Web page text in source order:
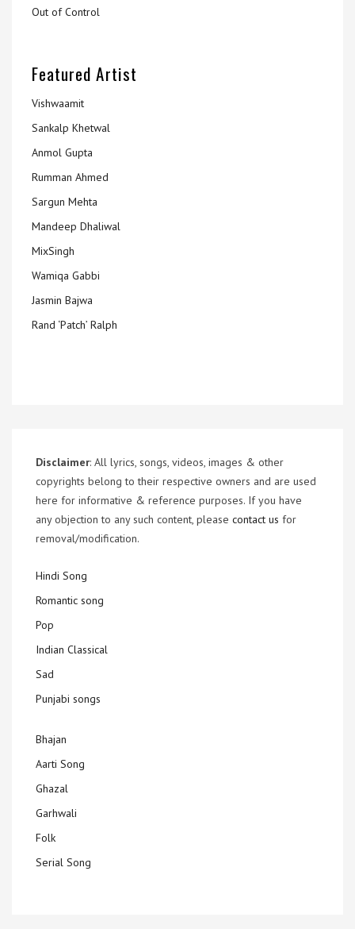
Out of Control
Featured Artist
Vishwaamit
Sankalp Khetwal
Anmol Gupta
Rumman Ahmed
Sargun Mehta
Mandeep Dhaliwal
MixSingh
Wamiqa Gabbi
Jasmin Bajwa
Rand ‘Patch’ Ralph
Disclaimer: All lyrics, songs, videos, images & other
copyrights belong to their respective owners and are used
here for informative & reference purposes. If you have
any objection to any such content, please contact us for
removal/modification.
Hindi Song
Romantic song
Pop
Indian Classical
Sad
Punjabi songs
Bhajan
Aarti Song
Ghazal
Garhwali
Folk
Serial Song